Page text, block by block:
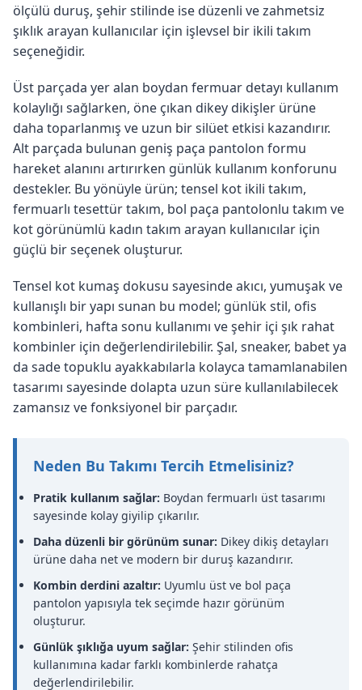
ölçülü duruş, şehir stilinde ise düzenli ve zahmetsiz
şıklık arayan kullanıcılar için işlevsel bir ikili takım
seçeneğidir.
Üst parçada yer alan boydan fermuar detayı kullanım
kolaylığı sağlarken, öne çıkan dikey dikişler ürüne
daha toparlanmış ve uzun bir silüet etkisi kazandırır.
Alt parçada bulunan geniş paça pantolon formu
hareket alanını artırırken günlük kullanım konforunu
destekler. Bu yönüyle ürün; tensel kot ikili takım,
fermuarlı tesettür takım, bol paça pantolonlu takım ve
kot görünümlü kadın takım arayan kullanıcılar için
güçlü bir seçenek oluşturur.
Tensel kot kumaş dokusu sayesinde akıcı, yumuşak ve
kullanışlı bir yapı sunan bu model; günlük stil, ofis
kombinleri, hafta sonu kullanımı ve şehir içi şık rahat
kombinler için değerlendirilebilir. Şal, sneaker, babet ya
da sade topuklu ayakkabılarla kolayca tamamlanabilen
tasarımı sayesinde dolapta uzun süre kullanılabilecek
zamansız ve fonksiyonel bir parçadır.
Neden Bu Takımı Tercih Etmelisiniz?
Pratik kullanım sağlar: Boydan fermuarlı üst tasarımı
sayesinde kolay giyilip çıkarılır.
Daha düzenli bir görünüm sunar: Dikey dikiş detayları
ürüne daha net ve modern bir duruş kazandırır.
Kombin derdini azaltır: Uyumlu üst ve bol paça
pantolon yapısıyla tek seçimde hazır görünüm
oluşturur.
Günlük şıklığa uyum sağlar: Şehir stilinden ofis
kullanımına kadar farklı kombinlerde rahatça
değerlendirilebilir.